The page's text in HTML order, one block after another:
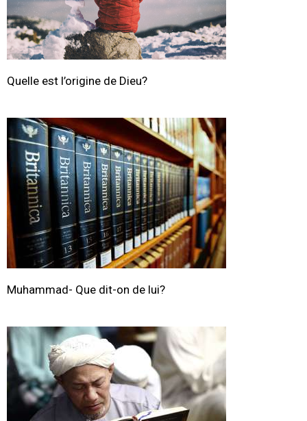
Quelle est l’origine de Dieu?
Muhammad- Que dit-on de lui?